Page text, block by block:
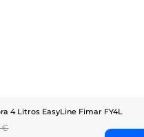
4 Litros EasyLine Fimar FY4L
€